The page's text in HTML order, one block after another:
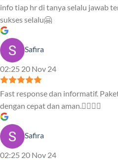
info tiap hr di tanya selalu jawab
sukses selalu🤗
Safira
02:25 20 Nov 24
Fast response dan informatif.
dengan cepat dan aman.👍🏻👍🏻
Safira
02:25 20 Nov 24